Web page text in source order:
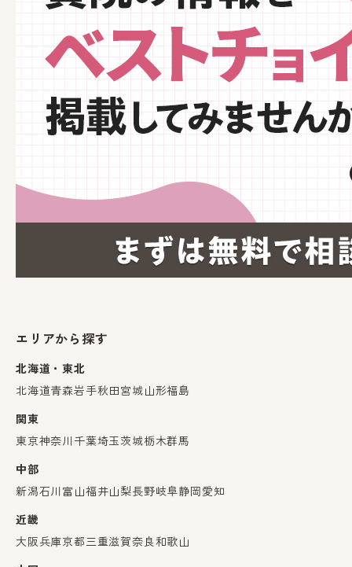
エリアから探す
北海道・東北
北海道青森岩手秋田宮城山形福島
関東
東京神奈川 千葉埼玉茨城栃木群馬
中部
新潟石川 富山福井山梨長野岐阜静岡愛知
近畿
大阪兵庫京都三重滋賀奈良和歌山